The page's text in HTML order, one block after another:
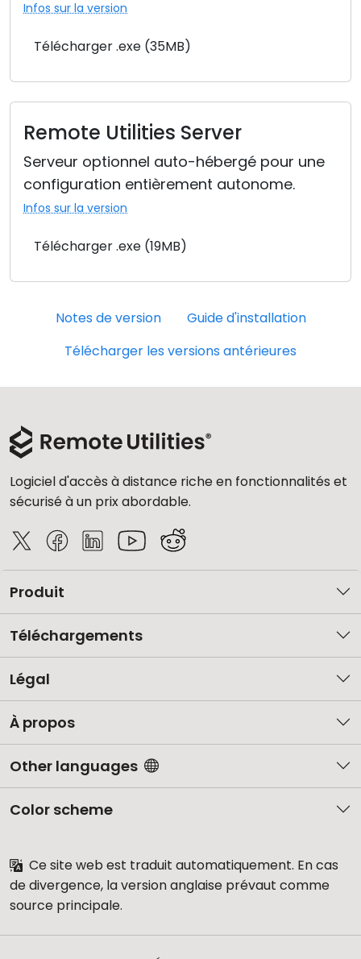
Infos sur la version
Télécharger .exe (35MB)
Remote Utilities Server
Serveur optionnel auto-hébergé pour une
configuration entièrement autonome.
Infos sur la version
Télécharger .exe (19MB)
Notes de version
Guide d'installation
Télécharger les versions antérieures
Logiciel d'accès à distance riche en fonctionnalités et
sécurisé à un prix abordable.
Produit
Téléchargements
Légal
À propos
Other languages
Color scheme
Ce site web est traduit automatiquement. En cas
de divergence, la version anglaise prévaut comme
source principale.